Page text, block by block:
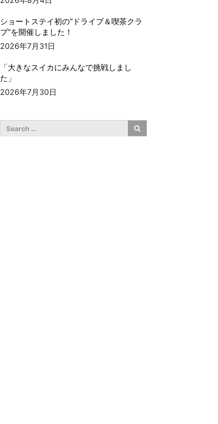
ショートステイ初の“ドライブ＆喫茶クラ
ブ”を開催しました！
2026年7月31日
「大きなスイカにみんなで挑戦しまし
た」
2026年7月30日